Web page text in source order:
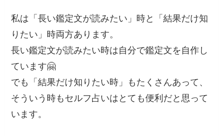
私は「長い鑑定文が読みたい」時と「結果だけ知
りたい」時両方あります。
長い鑑定文が読みたい時は自分で鑑定文を自作し
ています🤗
でも「結果だけ知りたい時」もたくさんあって、
そういう時もセルフ占いはとても便利だと思って
います。